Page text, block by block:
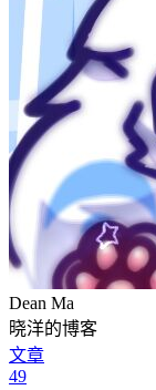
Dean Ma
晓洋的博客
文章
49